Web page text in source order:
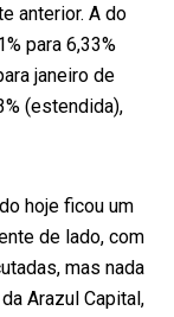
anterior. A do
para 6,33%
janeiro de
(estendida),
hoje ficou um
de lado, com
mas nada
Arazul Capital,